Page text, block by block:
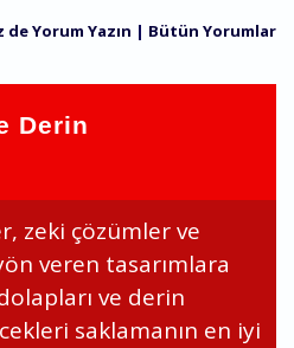
de Yorum Yazın | Bütün Yorumlar
Derin
zeki çözümler ve
veren tasarımlara
ve derin
saklamanın en iyi